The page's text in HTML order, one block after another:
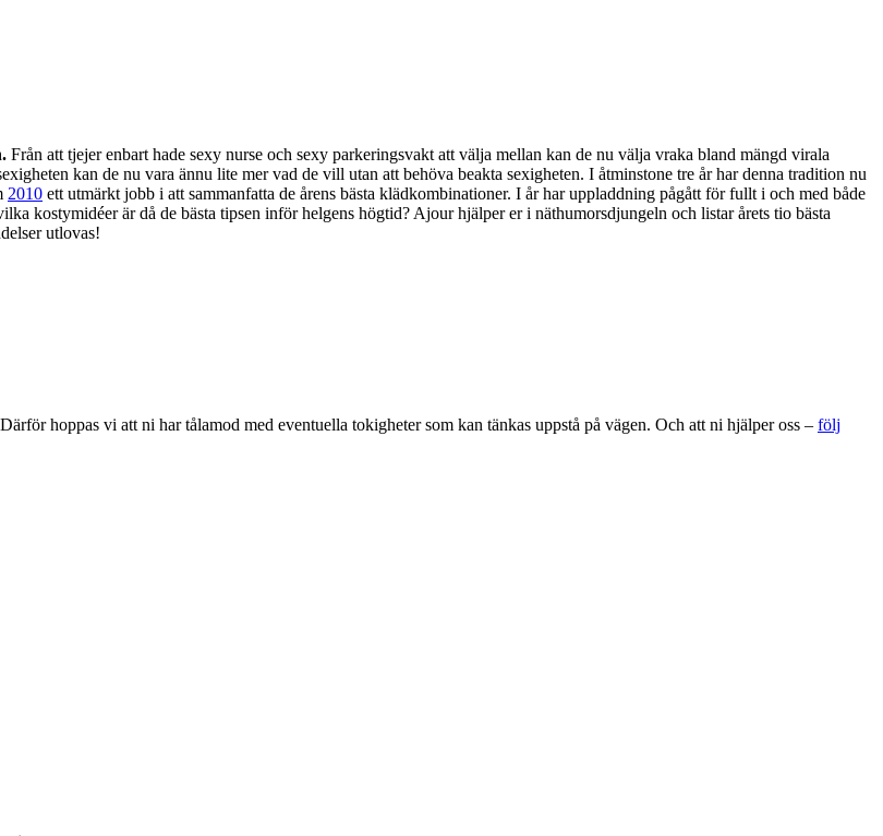
Från att tjejer enbart hade sexy nurse och sexy parkeringsvakt att välja mellan kan de nu välja vraka bland mängd virala
kan de nu vara ännu lite mer vad de vill utan att behöva beakta sexigheten. I åtminstone tre år har denna tradition nu
2010 ett utmärkt jobb i att sammanfatta de årens bästa klädkombinationer. I år har uppladdning pågått för fullt i och med både
kostymidéer är då de bästa tipsen inför helgens högtid? Ajour hjälper er i näthumorsdjungeln och listar årets tio bästa
utlovas!
hoppas vi att ni har tålamod med eventuella tokigheter som kan tänkas uppstå på vägen. Och att ni hjälper oss – följ